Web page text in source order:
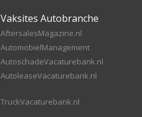
Vaksites Autobranche
AftersalesMagazine.nl
AutomobielManagement
AutoschadeVacaturebank.nl
AutoleaseVacaturebank.nl
TruckVacaturebank.nl